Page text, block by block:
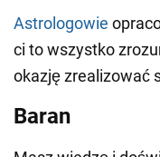
Astrologowie
ci to wszystko
okazję zrealizować
Baran